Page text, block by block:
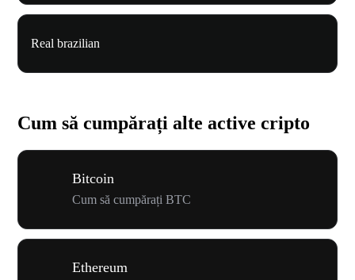
Real brazilian
Cum să cumpărați alte active cripto
Bitcoin
Cum să cumpărați BTC
Ethereum